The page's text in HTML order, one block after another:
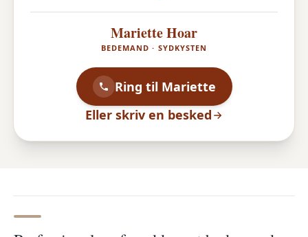
Mariette Hoar
BEDEMAND · SYDKYSTEN
Ring til Mariette
Eller skriv en besked